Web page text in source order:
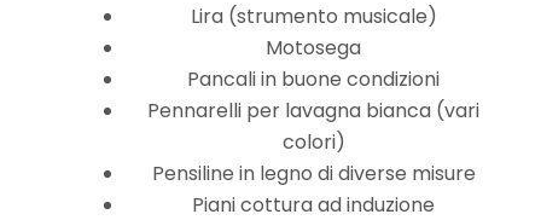
Lira (strumento musicale)
Motosega
Pancali in buone condizioni
Pennarelli per lavagna bianca (vari
colori)
Pensiline in legno di diverse misure
Piani cottura ad induzione